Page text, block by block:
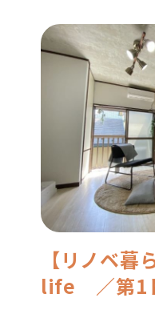
【リノベ
life ／第1